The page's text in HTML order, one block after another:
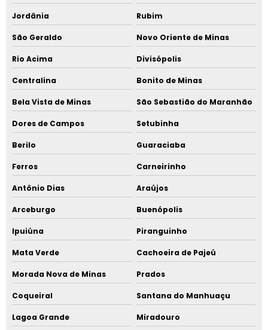
Jordânia Rubim
São Geraldo Novo Oriente de Minas
Rio Acima Divisópolis
Centralina Bonito de Minas
Bela Vista de Minas São Sebastião do Maranhão
Dores de Campos Setubinha
Berilo Guaraciaba
Ferros Carneirinho
Antônio Dias Araújos
Arceburgo Buenópolis
Ipuiúna Piranguinho
Mata Verde Cachoeira de Pajeú
Morada Nova de Minas Prados
Coqueiral Santana do Manhuaçu
Lagoa Grande Miradouro